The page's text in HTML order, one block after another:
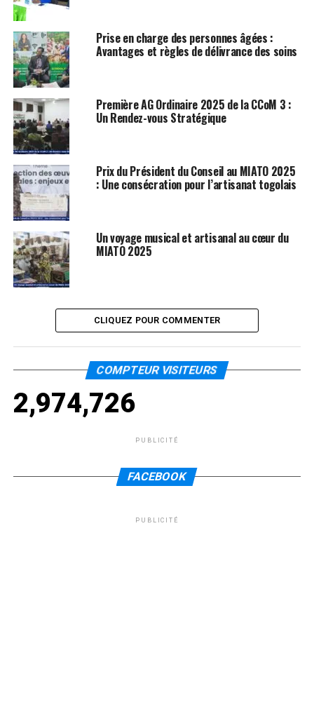
Prise en charge des personnes âgées :
Avantages et règles de délivrance des soins
Première AG Ordinaire 2025 de la CCoM 3 :
Un Rendez-vous Stratégique
Prix du Président du Conseil au MIATO 2025
: Une consécration pour l’artisanat togolais
Un voyage musical et artisanal au cœur du
MIATO 2025
CLIQUEZ POUR COMMENTER
COMPTEUR VISITEURS
2,974,726
PUBLICITÉ
FACEBOOK
PUBLICITÉ